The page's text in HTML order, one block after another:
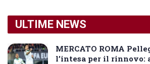
ULTIME NEWS
MERCATO ROMA
l’intesa per il rinnovo: